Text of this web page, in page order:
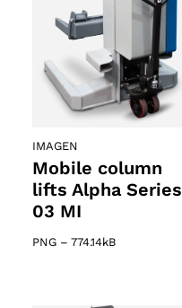
IMAGEN
Mobile column
lifts Alpha Series
03 MI
PNG – 774.14kB